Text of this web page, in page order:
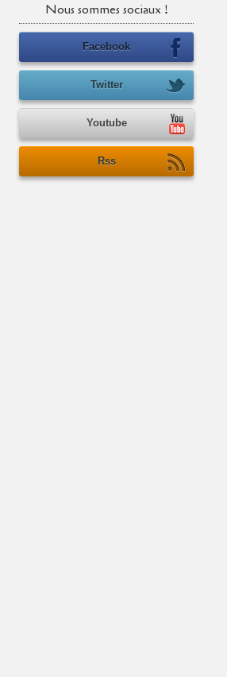
Nous sommes sociaux !
Facebook
Twitter
Youtube
Rss